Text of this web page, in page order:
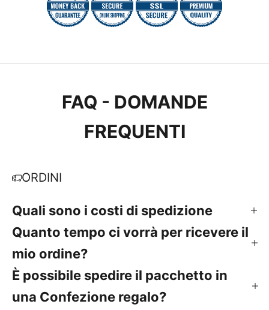
FAQ - DOMANDE
FREQUENTI
ORDINI
Quali sono i costi di spedizione
Quanto tempo ci vorrà per ricevere il
mio ordine?
È possibile spedire il pacchetto in
una Confezione regalo?